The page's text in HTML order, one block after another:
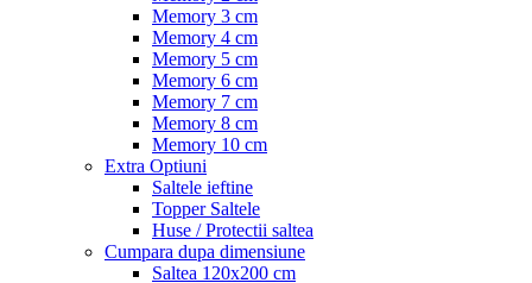
Memory 3 cm
Memory 4 cm
Memory 5 cm
Memory 6 cm
Memory 7 cm
Memory 8 cm
Memory 10 cm
Extra Optiuni
Saltele ieftine
Topper Saltele
Huse / Protectii saltea
Cumpara dupa dimensiune
Saltea 120x200 cm